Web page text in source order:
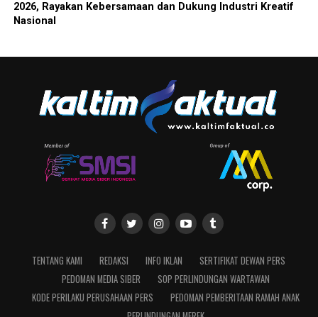
2026, Rayakan Kebersamaan dan Dukung Industri Kreatif
Nasional
TENTANG KAMI REDAKSI INFO IKLAN
SERTIFIKAT DEWAN PERS
PEDOMAN MEDIA SIBER
SOP PERLINDUNGAN WARTAWAN
KODE PERILAKU PERUSAHAAN PERS
PEDOMAN PEMBERITAAN RAMAH ANAK